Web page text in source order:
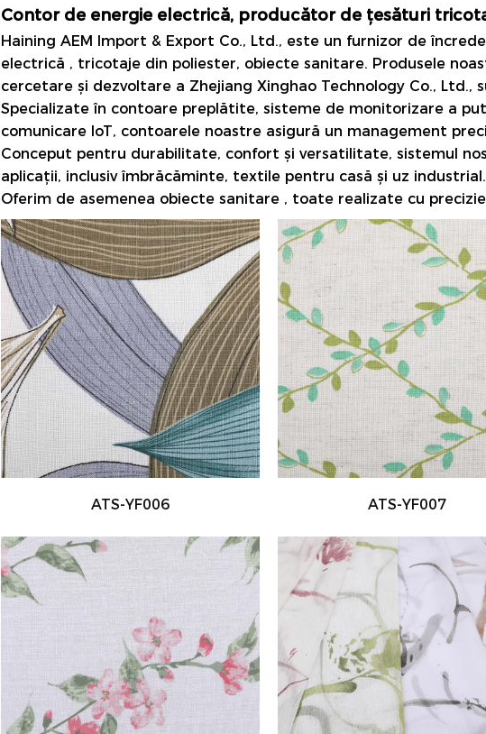
Contor de energie electrică, producător de țesături
Haining AEM Import & Export Co., Ltd., este un furnizor de
electrică , tricotaje din poliester, obiecte sanitare. Produsele
cercetare și dezvoltare a Zhejiang Xinghao Technology Co.,
Specializate în contoare preplătite, sisteme de monitorizare a
comunicare IoT, contoarele noastre asigură un management
Conceput pentru durabilitate, confort și versatilitate, sistemul
aplicații, inclusiv îmbrăcăminte, textile pentru casă și uz industrial.
Oferim de asemenea obiecte sanitare , toate realizate cu
ATS-YF006 ATS-YF007